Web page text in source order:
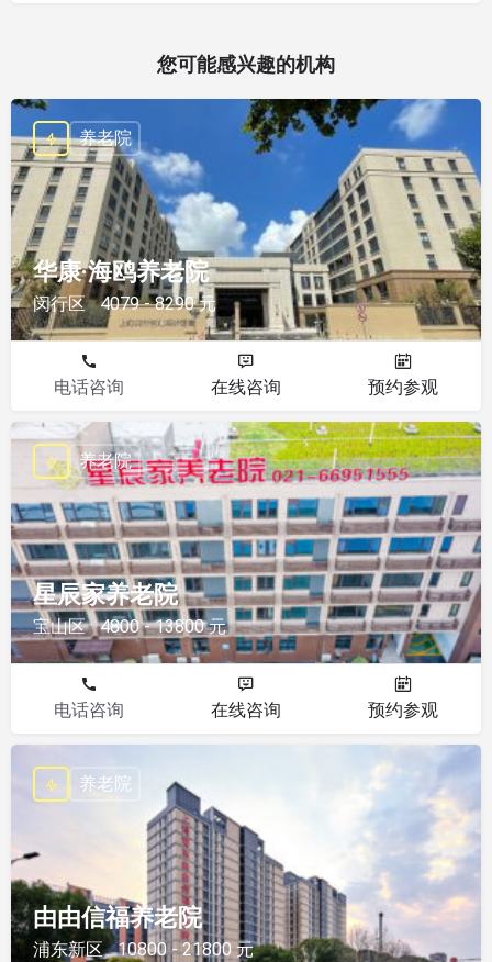
您可能感兴趣的机构
华康·海鸥养老院
闵行区 4079 - 8290 元
养老院
电话咨询 在线咨询 预约参观
星辰家养老院
宝山区 4800 - 13800 元
养老院
电话咨询 在线咨询 预约参观
由由信福养老院
浦东新区 10800 - 21800 元
养老院